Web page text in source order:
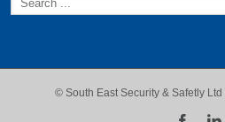
© South East Security & Safetly Ltd |